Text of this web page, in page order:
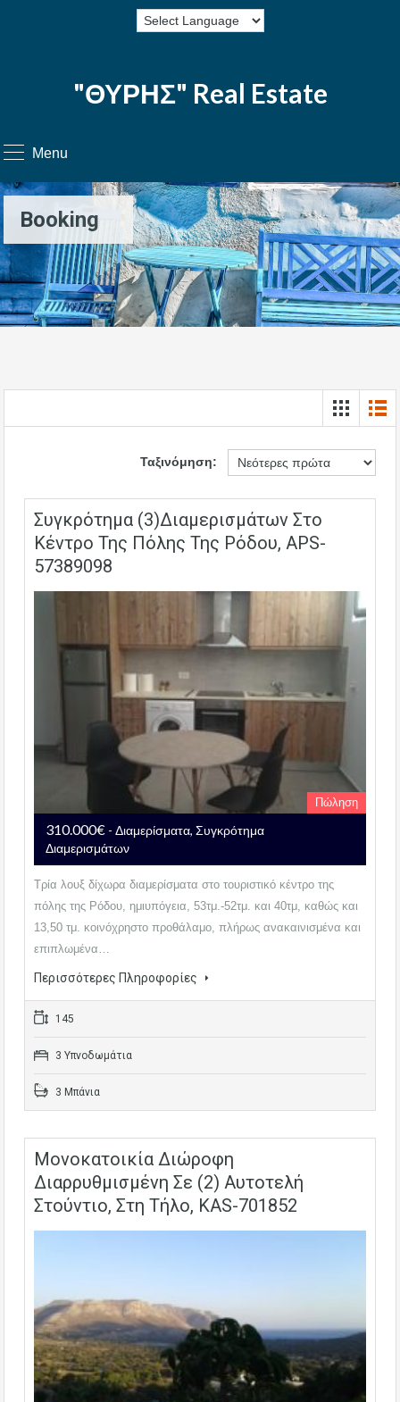
"ΘΥΡΗΣ" Real Estate
Menu
Booking
Ταξινόμηση:
Συγκρότημα (3)διαμερισμάτων Στο
Κέντρο Της Πόλης Της Ρόδου, APS-
57389098
Πώληση
310.000€ - Διαμερίσματα, Συγκρότημα
Διαμερισμάτων
Τρία λουξ δίχωρα διαμερίσματα στο τουριστικό κέντρο της
πόλης της Ρόδου, ημιυπόγεια, 53τμ.-52τμ. και 40τμ, καθώς και
13,50 τμ. κοινόχρηστο προθάλαμο, πλήρως ανακαινισμένα και
επιπλωμένα…
Περισσότερες Πληροφορίες
145
3 Υπνοδωμάτια
3 Μπάνια
Μονοκατοικία Διώροφη
Διαρρυθμισμένη Σε (2) Αυτοτελή
Στούντιο, Στη Τήλο, KAS-701852